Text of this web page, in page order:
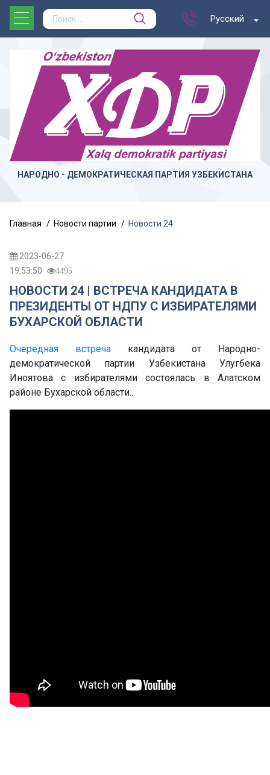
Русский
НАРОДНО - ДЕМОКРАТИЧЕСКАЯ ПАРТИЯ УЗБЕКИСТАНА
Главная Новости партии Новости 24
2023-06-27
19:53:50
4495
НОВОСТИ 24 | ВСТРЕЧА КАНДИДАТА В
ПРЕЗИДЕНТЫ ОТ НДПУ С ИЗБИРАТЕЛЯМИ
БУХАРСКОЙ ОБЛАСТИ
Очередная встреча кандидата от Народно-
демократической партии Узбекистана Улугбека
Иноятова с избирателями состоялась в Алатском
районе Бухарской области..